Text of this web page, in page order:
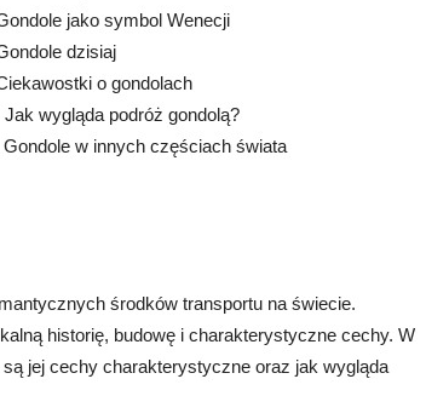
jako symbol Wenecji
dzisiaj
o gondolach
Jak wygląda podróż gondolą?
Gondole w innych częściach świata
środków transportu na świecie.
historię, budowę i charakterystyczne cechy. W
jej cechy charakterystyczne oraz jak wygląda